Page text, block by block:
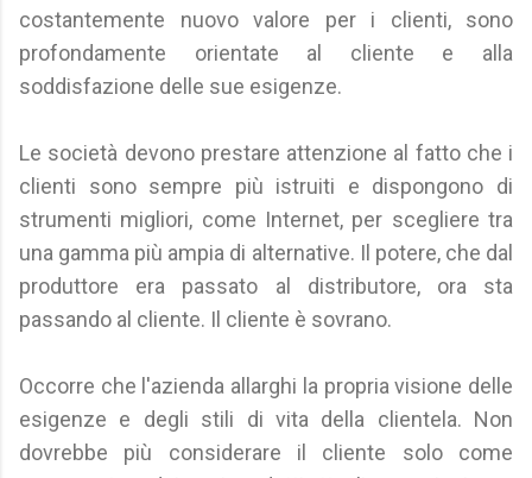
costantemente nuovo valore per i clienti, sono
profondamente orientate al cliente e alla
soddisfazione delle sue esigenze.
Le società devono prestare attenzione al fatto che i
clienti sono sempre più istruiti e dispongono di
strumenti migliori, come Internet, per scegliere tra
una gamma più ampia di alternative. Il potere, che dal
produttore era passato al distributore, ora sta
passando al cliente. Il cliente è sovrano.
Occorre che l'azienda allarghi la propria visione delle
esigenze e degli stili di vita della clientela. Non
dovrebbe più considerare il cliente solo come